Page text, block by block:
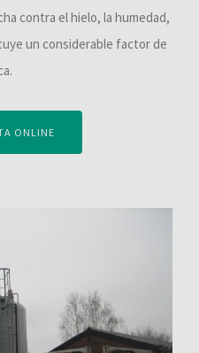
contra el hielo, la humedad,
un considerable factor de
ONLINE